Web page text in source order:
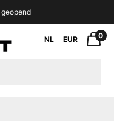
NL EUR 0